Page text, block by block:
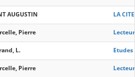
AUGUSTIN LA
Pierre
L. Etudes
Pierre